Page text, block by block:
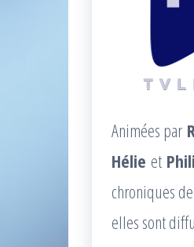
Animées par
Hélie et
chroniques de
elles sont